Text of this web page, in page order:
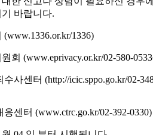
바랍니다.
1336)
회 (www.eprivacy.or.kr/02-580-
사센터 (http://icic.sppo.go.kr/02-
센터 (www.ctrc.go.kr/02-392-0330)